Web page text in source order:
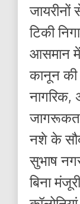
टिकी
आसमान
कानून
नागरिक,
नशे के
सुभाष
बिना